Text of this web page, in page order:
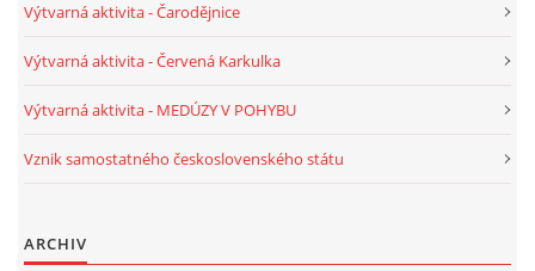
Výtvarná aktivita - Čarodějnice
Výtvarná aktivita - Červená Karkulka
Výtvarná aktivita - MEDÚZY V POHYBU
Vznik samostatného československého státu
ARCHIV